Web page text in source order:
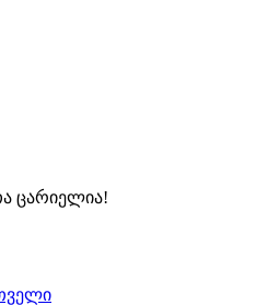
ცარიელია!